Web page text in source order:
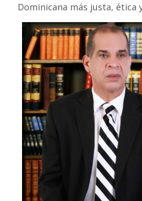
Dominicana más justa, ética